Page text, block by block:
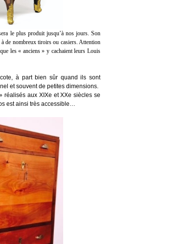
le plus produit jusqu’à nos jours. Son
àde nombreux tiroirs ou casiers. Attention
que les« anciens»y cachaient leurs Louis
à part bien sûr quand ils sont
et souvent de petites dimensions.
réalisés aux XIXe et XXe siècles se
est ainsi très accessible